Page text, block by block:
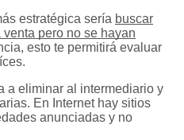
estratégica sería buscar
pero no se hayan
esto te permitirá evaluar
a eliminar al intermediario y
En Internet hay sitios
anunciadas y no